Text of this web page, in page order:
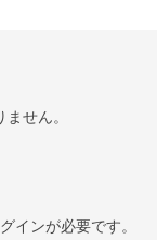
せん。
インが必要です。